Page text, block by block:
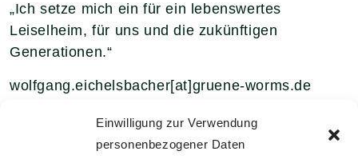
Einwilligung zur Verwendung
personenbezogener Daten
„Ich setze mich ein für ein lebenswertes
Leiselheim, für uns und die zukünftigen
Generationen.“
wolfgang.eichelsbacher[at]gruene-worms.de